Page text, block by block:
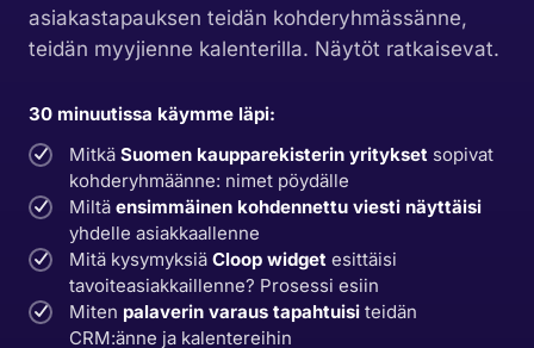
asiakastapauksen teidän kohderyhmässänne,
teidän myyjienne kalenterilla. Näytöt ratkaisevat.
30 minuutissa käymme läpi:
Mitkä Suomen kaupparekisterin yritykset sopivat
kohderyhmäänne: nimet pöydälle
Miltä ensimmäinen kohdennettu viesti näyttäisi
yhdelle asiakkaallenne
Mitä kysymyksiä Cloop widget esittäisi
tavoiteasiakkaillenne? Prosessi esiin
Miten palaverin varaus tapahtuisi teidän
CRM:änne ja kalentereihin